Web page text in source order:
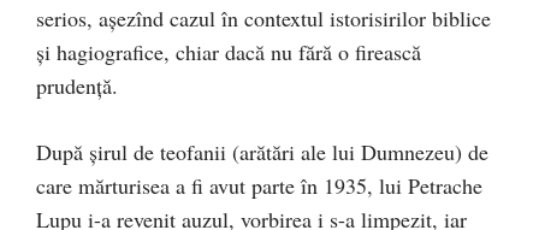
serios, aşezînd cazul în contextul istorisirilor biblice
şi hagiografice, chiar dacă nu fără o firească
prudenţă.
După şirul de teofanii (arătări ale lui Dumnezeu) de
care mărturisea a fi avut parte în 1935, lui Petrache
Lupu i-a revenit auzul, vorbirea i s-a limpezit, iar